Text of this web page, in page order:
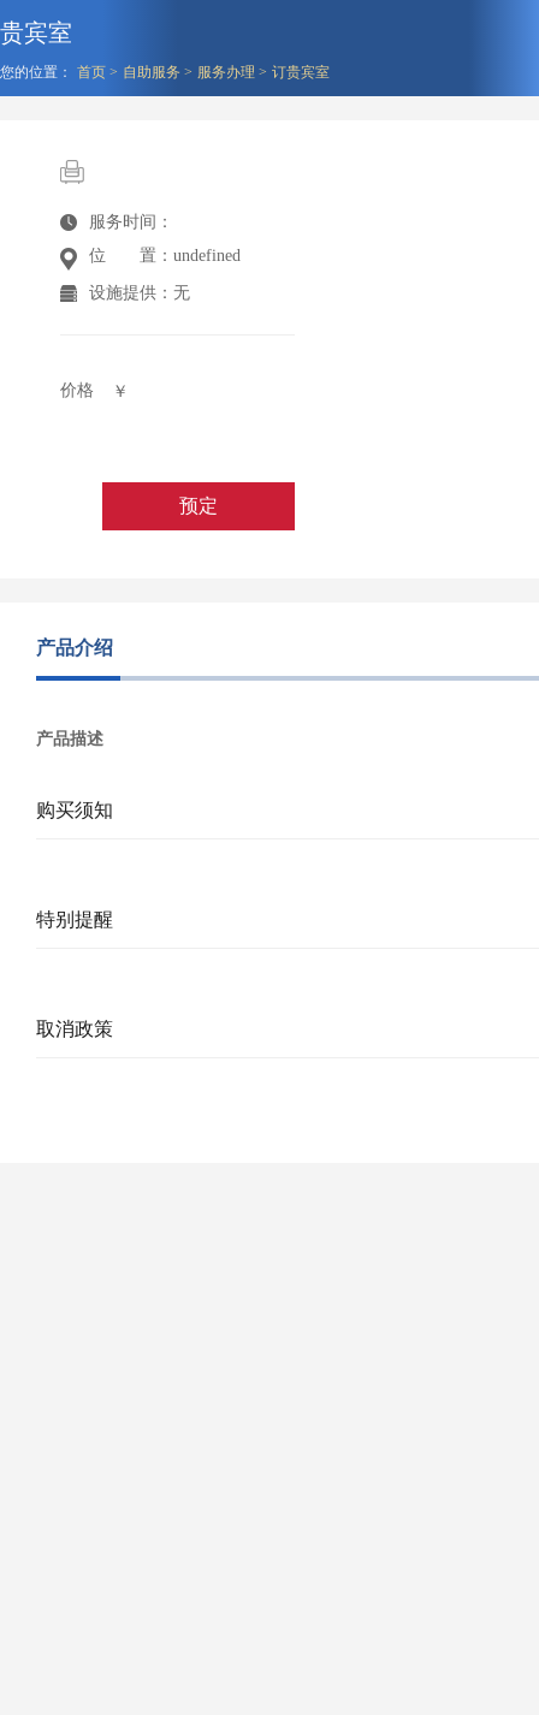
贵宾室
您的位置： 首页 > 自助服务 > 服务办理 > 订贵宾室
服务时间：
位置：undefined
设施提供： 无
价格 ￥
预定
产品介绍
产品描述
购买须知
特别提醒
取消政策